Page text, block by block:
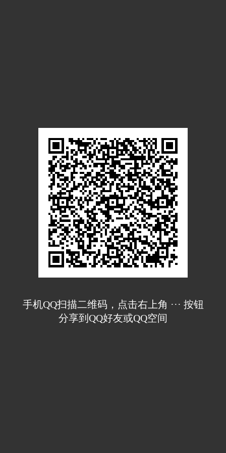
手机QQ扫描二维码，点击右上角 ··· 按钮
分享到QQ好友或QQ空间